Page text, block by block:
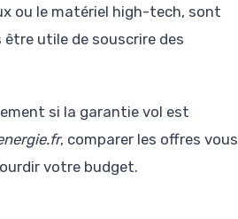
ou le matériel high-tech, sont
être utile de souscrire des
si la garantie vol est
, comparer les offres vous
votre budget.